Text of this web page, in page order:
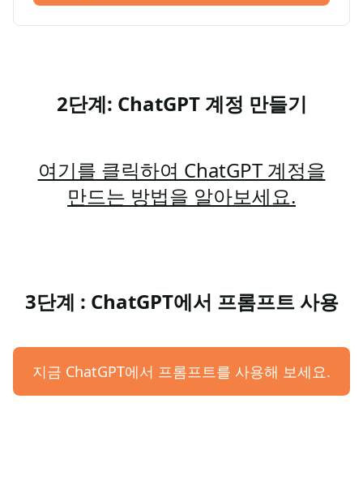
2단계: ChatGPT 계정 만들기
여기를 클릭하여 ChatGPT 계정을
만드는 방법을 알아보세요.
3단계 : ChatGPT에서 프롬프트 사용
지금 ChatGPT에서 프롬프트를 사용해 보세요.